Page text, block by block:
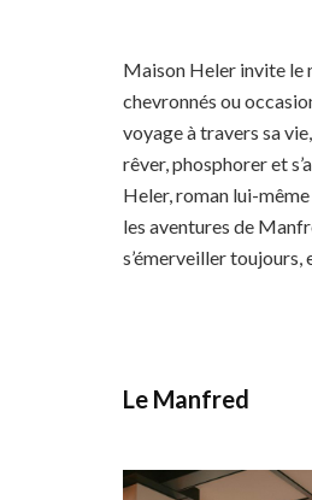
Maison Heler invite le
chevronnés ou
voyage à travers sa
rêver, phosphorer et
Heler, roman lui-
les aventures de
s’émerveiller toujours,
Le Manfred